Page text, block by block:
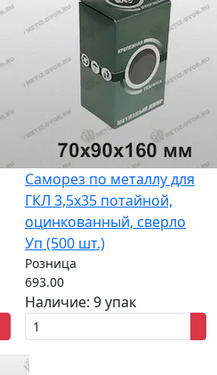
Саморез по металлу для
ГКЛ 3,5x35 потайной,
оцинкованный, сверло
Уп (500 шт.)
Розница
693.00
Наличие: 9 упак